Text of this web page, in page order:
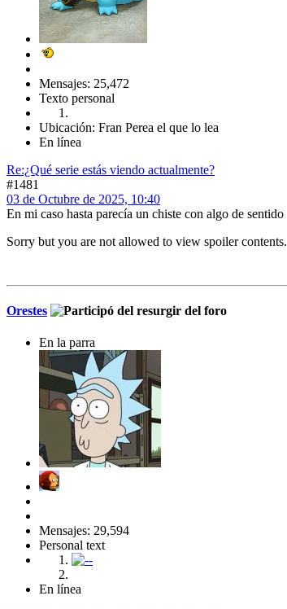
Mensajes: 25,472
Texto personal
Ubicación: Fran Perea el que lo lea
En línea
Re:¿Qué serie estás viendo actualmente?
#1481
03 de Octubre de 2025, 10:40
En mi caso hasta parecía un chiste con algo de sentido
Sorry but you are not allowed to view spoiler contents.
Orestes
En la parra
Mensajes: 29,594
Personal text
En línea